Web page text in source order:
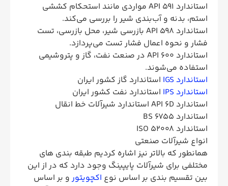
استاندارد API 591 مواردی مانند استحکام کششی
استم، بدنه و آب‌بندی شیر را بررسی می‌کند.
استاندارد API 598 بازرسی شیر، محل بازرسی، تست
فشار و نحوه اعمال فشار تست می‌پردازد.
استاندارد API 600 در صنعت نفت، گاز و پتروشیمی
استفاده می‌شوند.
استاندارد IGS
استاندارد گاز کشور ایران
استاندارد IPS
استاندارد نفت کشور ایران
استاندارد API 6D استاندارد شیرآلات خط انقال
استاندارد BS 6755
استاندارد ISO 52008
انواع شیرآلات صنعتی
همانطور که بالاتر نیز اشاره کردیم طبقه بندی های
مختلفی برای شیرآلات پایپینگ وجود دارد که در از این
بین تقسیم بندی بر اساس نوع اکچویتور و بر اساس